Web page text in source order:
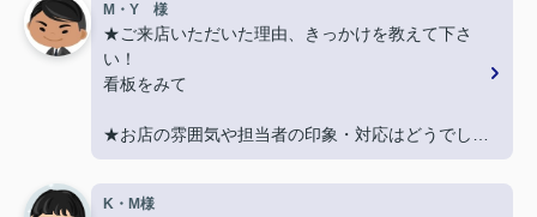
M・Y 様
★ご来店いただいた理由、きっかけを教えて下さ
い！
看板をみて
★お店の雰囲気や担当者の印象・対応はどうでした
か？
親切に対応いただき良かったです！
K・M様